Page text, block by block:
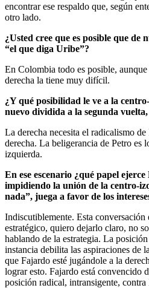
encontrar ese respaldo que, según
otro lado.
¿Usted cree que es posible que de
“el que diga Uribe”?
En Colombia todo es posible,
derecha la tiene muy difícil.
¿Y qué posibilidad le ve a la
nuevo dividida a la segunda
La derecha necesita el radicalismo
derecha. La beligerancia de Petro es
izquierda.
En ese escenario ¿qué papel
impidiendo la unión de la centro-
nada”, juega a favor de los
Indiscutiblemente. Esta conversación
estratégico, quiero dejarlo claro, no
hablando de la estrategia. La
instancia debilita las aspiraciones de
que Fajardo esté jugándole a la
lograr esto. Fajardo está convencido
posición radical, intransigente, contra